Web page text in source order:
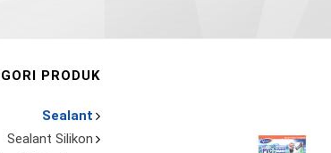
PRODUK
Sealant
Sealant Silikon